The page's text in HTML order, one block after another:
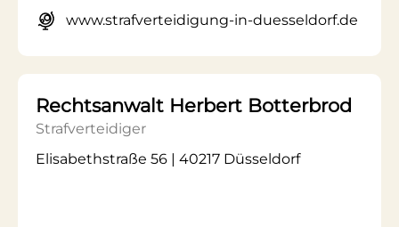
www.strafverteidigung-in-duesseldorf.de
Rechtsanwalt Herbert Botterbrod
Strafverteidiger
Elisabethstraße 56 | 40217 Düsseldorf